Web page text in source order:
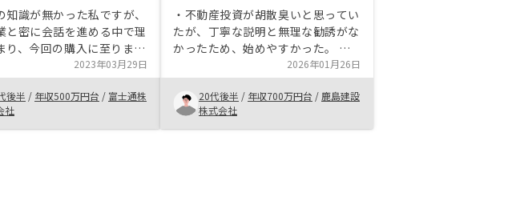
知識が無かった私ですが、
と密に会話を進める中で理
り、今回の購入に至りまし
も担当営業と連携しながら
けていきたいと思います。
プリに関しても非常に使い
見やすい）ので良いと思い
2023年03月29日
後半 / 年収500万円台 / 富士通株
社
・不動産投資が胡散臭いと思ってい
たが、丁寧な説明と無理な勧誘がな
かったため、始めやすかった。 ・
リターンばかりではなく、リスクに
対してもきちんと話をしてくれたた
め、双方を確実に比較した上で購入
を決めることができた。新規のキャ
ンペーン期間を伸ばす
2026年01月26日
20代後半 / 年収700万円台 / 鹿島建設
株式会社